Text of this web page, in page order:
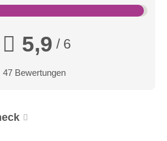
5,9 / 6
47 Bewertungen